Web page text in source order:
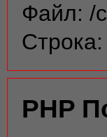
Файл: /
PHP